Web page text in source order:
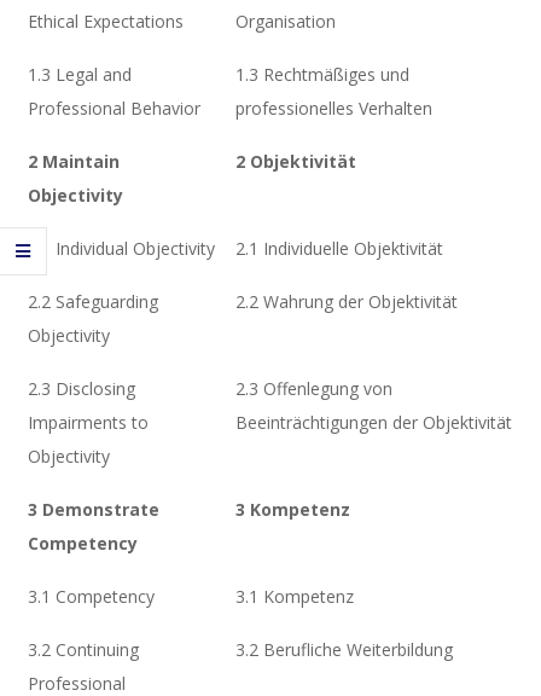
Ethical Expectations
Organisation
1.3 Legal and
Professional Behavior
1.3 Rechtmäßiges und
professionelles Verhalten
2 Maintain
Objectivity
2 Objektivität
2.1 Individual Objectivity 2.1 Individuelle Objektivität
2.2 Safeguarding
Objectivity
2.2 Wahrung der Objektivität
2.3 Disclosing
Impairments to
Objectivity
2.3 Offenlegung von
Beeinträchtigungen der Objektivität
3 Demonstrate
Competency
3 Kompetenz
3.1 Competency 3.1 Kompetenz
3.2 Continuing
Professional
3.2 Berufliche Weiterbildung